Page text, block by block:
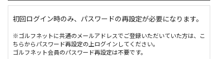
初回ログイン時のみ、パスワードの再設定が必要になります。
※ゴルフネットに共通のメールアドレスでご登録いただいていた方は、こ
ちらからパスワード再設定の上ログインしてください。
ゴルフネット会員のパスワード再設定は不要です。